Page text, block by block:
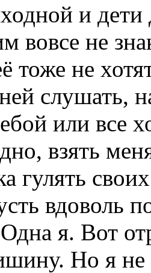
и дети
вовсе не
тоже не
слушать,
или все
взять
гулять
вдоволь
я. Вот
Но я не